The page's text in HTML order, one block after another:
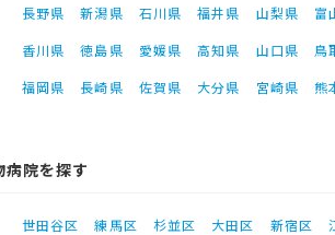
長野県 新潟県 石川県 福井県 山梨県
富
香川県 徳島県 愛媛県 高知県 山口県 鳥
福岡県 長崎県 佐賀県 大分県 宮崎県 熊
院を探す
世田谷区 練馬区 杉並区 大田区 新宿区